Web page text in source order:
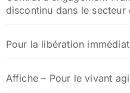
discontinu dans le secteur
Pour la libération
Affiche – Pour le vivant